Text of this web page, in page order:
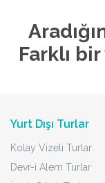
Farklı
Yurt Dışı Turlar
Kolay Vizeli Turlar
Devr-i Alem Turlar